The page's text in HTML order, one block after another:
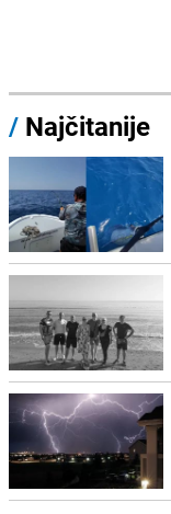
/ Najčitanije